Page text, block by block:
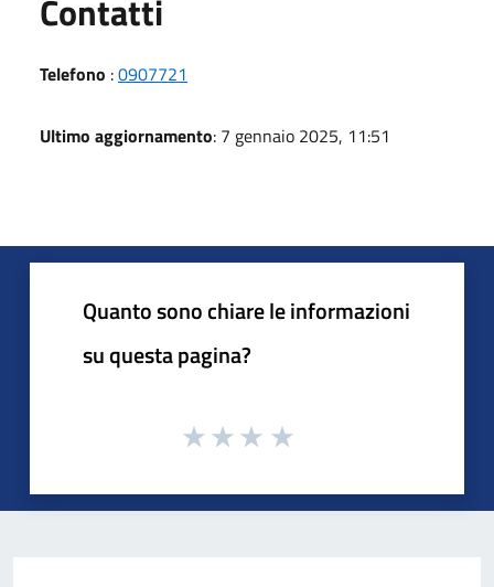
Contatti
Telefono :0907721
Ultimo aggiornamento: 7 gennaio 2025, 11:51
Quanto sono chiare le informazioni
su questa pagina?